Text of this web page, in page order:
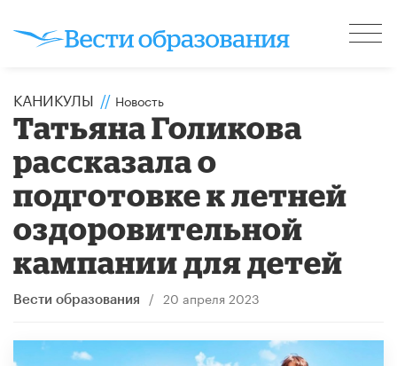
КАНИКУЛЫ // Новость
Татьяна Голикова
рассказала о
подготовке к летней
оздоровительной
кампании для детей
Вести образования / 20 апреля 2023